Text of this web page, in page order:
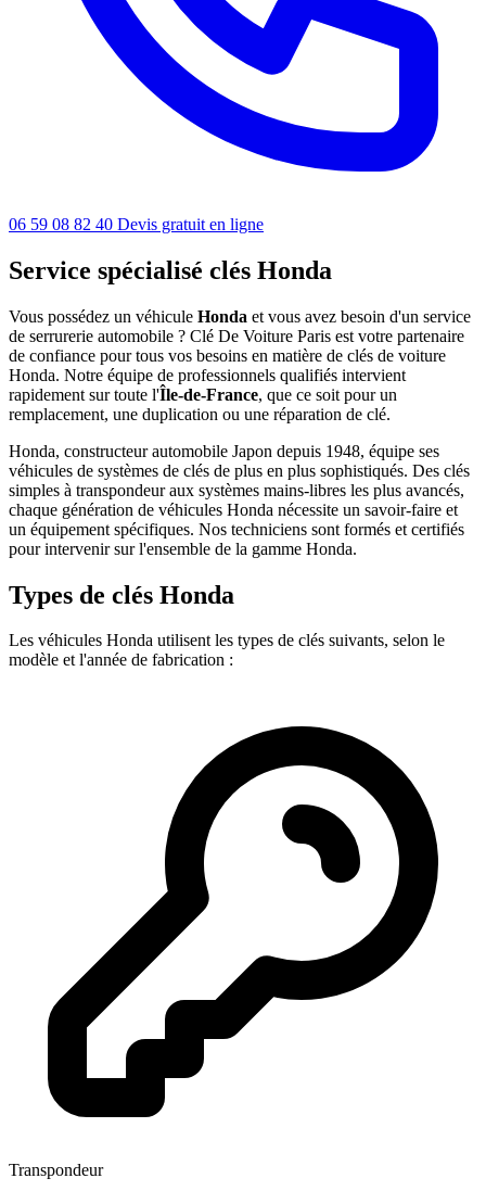
06 59 08 82 40 Devis gratuit en ligne
Service spécialisé clés Honda
Vous possédez un véhicule Honda et vous avez besoin d'un service
de serrurerie automobile ? Clé De Voiture Paris est votre partenaire
de confiance pour tous vos besoins en matière de clés de voiture
Honda. Notre équipe de professionnels qualifiés intervient
rapidement sur toute l'Île-de-France, que ce soit pour un
remplacement, une duplication ou une réparation de clé.
Honda, constructeur automobile Japon depuis 1948, équipe ses
véhicules de systèmes de clés de plus en plus sophistiqués. Des clés
simples à transpondeur aux systèmes mains-libres les plus avancés,
chaque génération de véhicules Honda nécessite un savoir-faire et
un équipement spécifiques. Nos techniciens sont formés et certifiés
pour intervenir sur l'ensemble de la gamme Honda.
Types de clés Honda
Les véhicules Honda utilisent les types de clés suivants, selon le
modèle et l'année de fabrication :
Transpondeur